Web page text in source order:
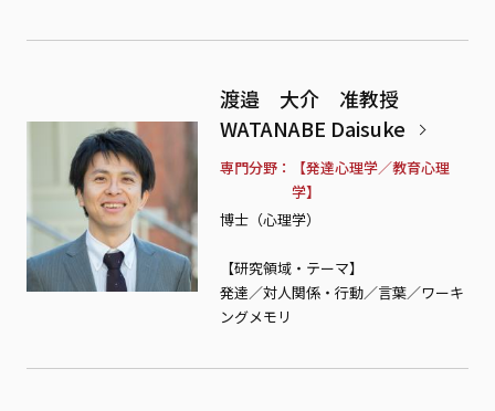
渡邉 大介 准教授
WATANABE Daisuke
専門分野
【発達心理学／教育心理
学】
博士（心理学）
【研究領域・テーマ】
発達／対人関係・行動／言葉／ワーキ
ングメモリ